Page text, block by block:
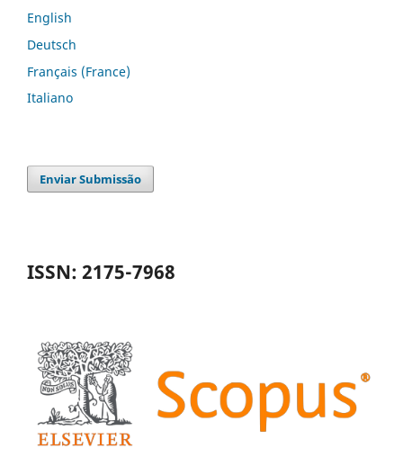
English
Deutsch
Français (France)
Italiano
Enviar Submissão
ISSN: 2175-7968